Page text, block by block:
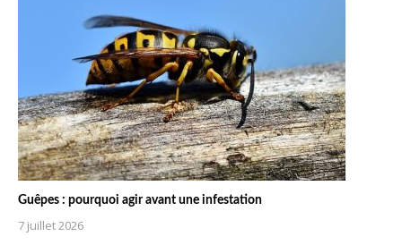
Guêpes : pourquoi agir avant une infestation
7 juillet 2026